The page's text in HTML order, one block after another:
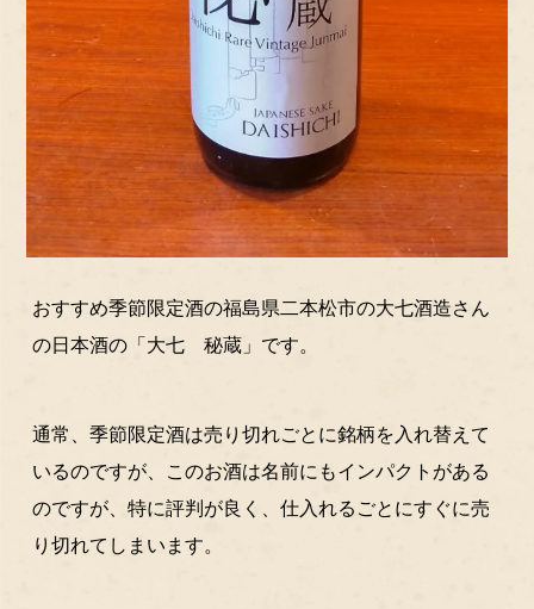
おすすめ季節限定酒の福島県二本松市の大七酒造さん
の日本酒の「大七 秘蔵」です。
通常、季節限定酒は売り切れごとに銘柄を入れ替えて
いるのですが、このお酒は名前にもインパクトがある
のですが、特に評判が良く、仕入れるごとにすぐに売
り切れてしまいます。